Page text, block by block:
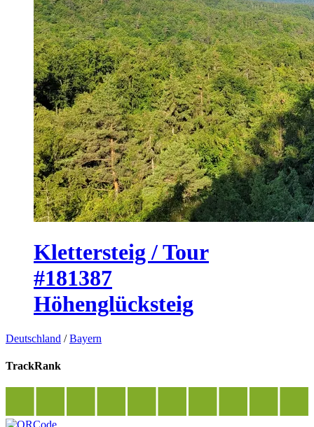
Klettersteig / Tour
#181387
Höhenglücksteig
Deutschland /Bayern
TrackRank